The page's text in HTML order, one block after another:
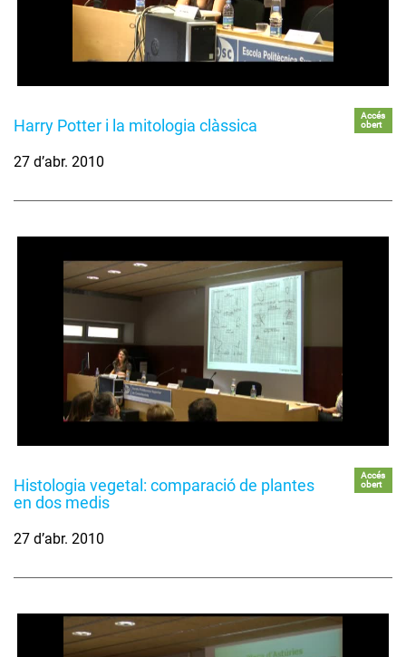
Harry Potter i la mitologia clàssica
Accés
obert
27 d’abr. 2010
Histologia vegetal: comparació de plantes
en dos medis
Accés
obert
27 d’abr. 2010